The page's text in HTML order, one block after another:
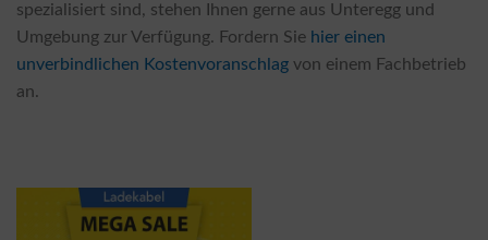
spezialisiert sind, stehen Ihnen gerne aus Unteregg und
Umgebung zur Verfügung. Fordern Sie hier einen
unverbindlichen Kostenvoranschlag von einem Fachbetrieb
an.